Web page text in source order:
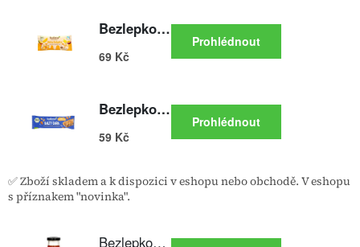
✅ Zboží skladem a k dispozici v eshopu nebo obchodě. V eshopu
s příznakem "novinka".